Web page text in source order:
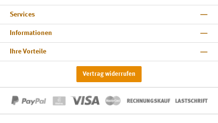
Services
Informationen
Ihre Vorteile
Vertrag widerrufen